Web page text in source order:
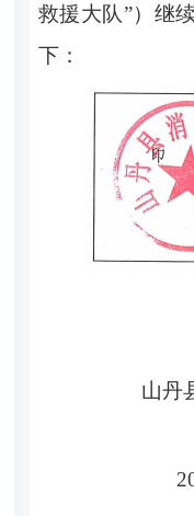
救援大队”）继
下：
山丹